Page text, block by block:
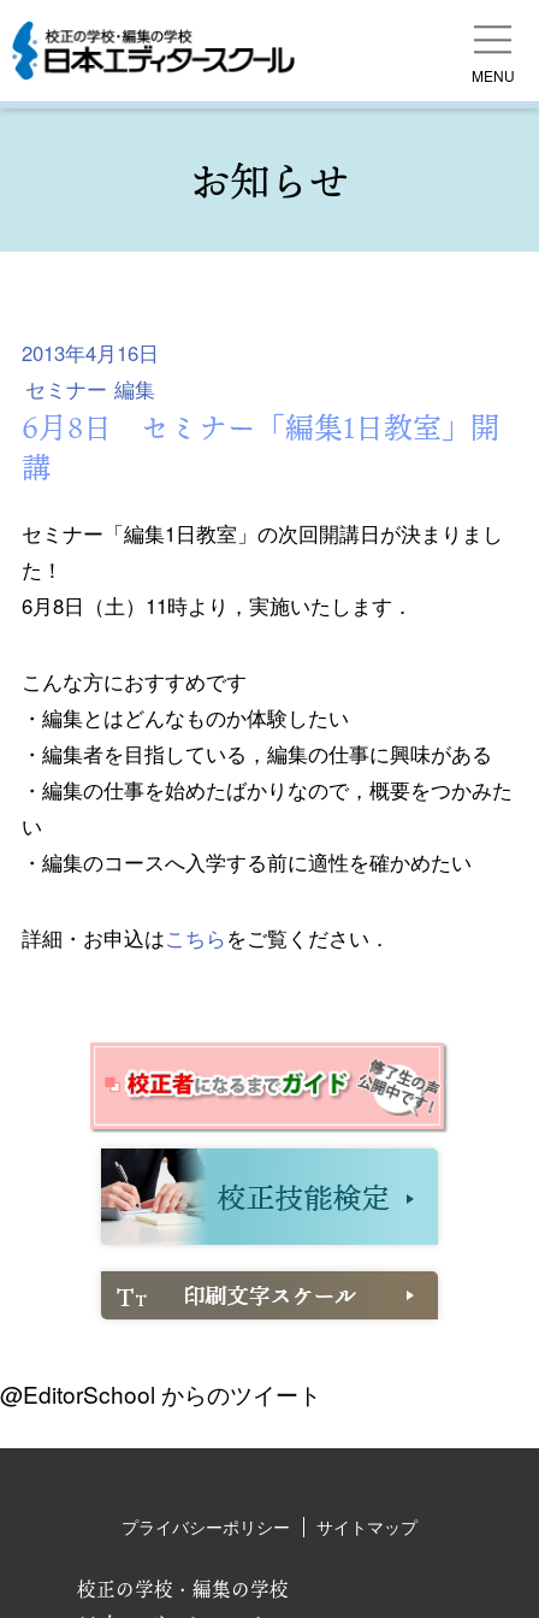
MENU
お知らせ
2013年4月16日
セミナー 編集
6月8日 セミナー「編集1日教室」開
講
セミナー「編集1日教室」の次回開講日が決まりまし
た！
6月8日（土）11時より，実施いたします．
こんな方におすすめです
・編集とはどんなものか体験したい
・編集者を目指している，編集の仕事に興味がある
・編集の仕事を始めたばかりなので，概要をつかみた
い
・編集のコースへ入学する前に適性を確かめたい
詳細・お申込はこちらをご覧ください．
@EditorSchool からのツイート
校正の学校・編集の学校
プライバシーポリシー サイトマップ